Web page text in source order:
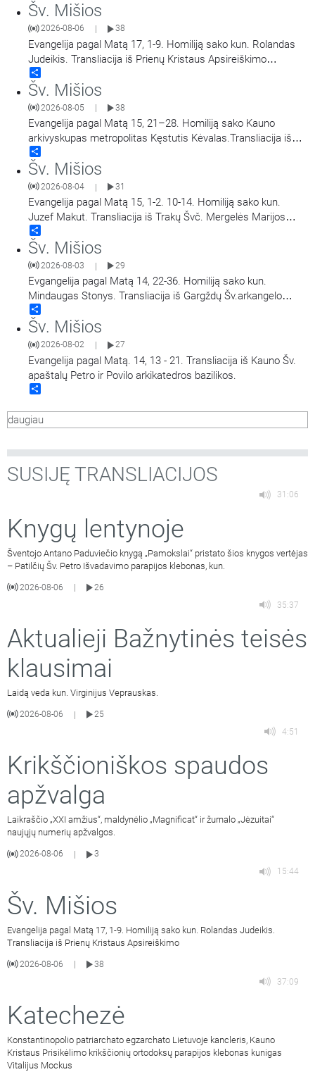
Šv. Mišios
2026-08-06 38
Evangelija pagal Matą 17, 1-9. Homiliją sako kun. Rolandas
Judeikis. Transliacija iš Prienų Kristaus Apsireiškimo
bažnyčios.
Šv. Mišios
2026-08-05 38
Evangelija pagal Matą 15, 21–28. Homiliją sako Kauno
arkivyskupas metropolitas Kęstutis Kėvalas.Transliacija iš
Šiluvos Švč. Mergelės Marijos Gimimo bazilikos.
Šv. Mišios
2026-08-04 | 31
Evangelija pagal Matą 15, 1-2. 10-14. Homiliją sako kun.
Juzef Makut. Transliacija iš Trakų Švč. Mergelės Marijos
Apsilankymo bazilikos.
Šv. Mišios
2026-08-03 | 29
Evgangelija pagal Matą 14, 22-36. Homiliją sako kun.
Mindaugas Stonys. Transliacija iš Gargždų Šv.arkangelo
Mykolo bažnyčios.
Šv. Mišios
2026-08-02 27
Evangelija pagal Matą. 14, 13 - 21. Transliacija iš Kauno Šv.
apaštalų Petro ir Povilo arkikatedros bazilikos.
daugiau
SUSIJĘ TRANSLIACIJOS
31:06
Knygų lentynoje
Šventojo Antano Paduviečio knygą „Pamokslai“ pristato šios knygos vertėjas
– Patilčių Šv. Petro Išvadavimo parapijos klebonas, kun.
2026-08-06
26
35:37
Aktualieji Bažnytinės teisės
klausimai
Laidą veda kun. Virginijus Veprauskas.
2026-08-06 |
25
4:51
Krikščioniškos spaudos
apžvalga
Laikraščio „XXI amžius“, maldynėlio „Magnificat“ ir žurnalo „Jėzuitai“
naujųjų numerių apžvalgos.
2026-08-06
3
15:44
Šv. Mišios
Evangelija pagal Matą 17, 1-9. Homiliją sako kun. Rolandas Judeikis.
Transliacija iš Prienų Kristaus Apsireiškimo
2026-08-06
38
37:09
Katechezė
Konstantinopolio patriarchato egzarchato Lietuvoje kancleris, Kauno
Kristaus Prisikėlimo krikščionių ortodoksų parapijos klebonas kunigas
Vitalijus Mockus